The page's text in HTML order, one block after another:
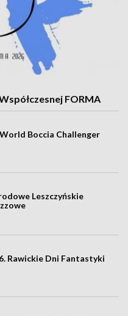
FORMA
Boccia Challenger
Leszczyńskie
Rawickie Dni Fantastyki